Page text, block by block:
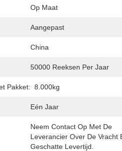
Op Maat
Aangepast
China
50000 Reeksen Per Jaar
Pakket: 8.000kg
Eén Jaar
Neem Contact Op Met De
Leverancier Over De Vracht
Geschatte Levertijd.